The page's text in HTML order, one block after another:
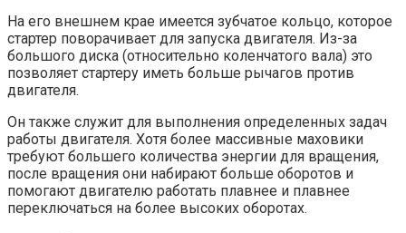
На его внешнем крае имеется зубчатое кольцо, которое
стартер поворачивает для запуска двигателя. Из-за
большого диска (относительно коленчатого вала) это
позволяет стартеру иметь больше рычагов против
двигателя.
Он также служит для выполнения определенных задач
работы двигателя. Хотя более массивные маховики
требуют большего количества энергии для вращения,
после вращения они набирают больше оборотов и
помогают двигателю работать плавнее и плавнее
переключаться на более высоких оборотах.